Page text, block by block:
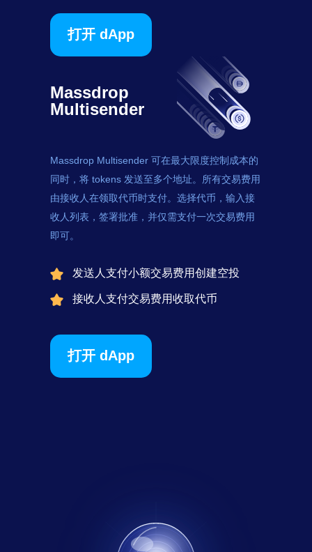
打开 dApp
Massdrop
Multisender
Massdrop Multisender 可在最大限度控制成本的
同时，将 tokens 发送至多个地址。所有交易费用
由接收人在领取代币时支付。选择代币，输入接
收人列表，签署批准，并仅需支付一次交易费用
即可。
发送人支付小额交易费用创建空投
接收人支付交易费用收取代币
打开 dApp